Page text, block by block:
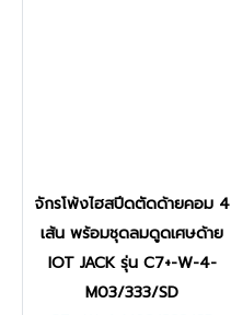
จักรโพ้งไฮสปีดตัดด้ายคอม 4
เส้น พร้อมชุดลมดูดเศษด้าย
IOT JACK รุ่น C7+-W-4-
M03/333/SD